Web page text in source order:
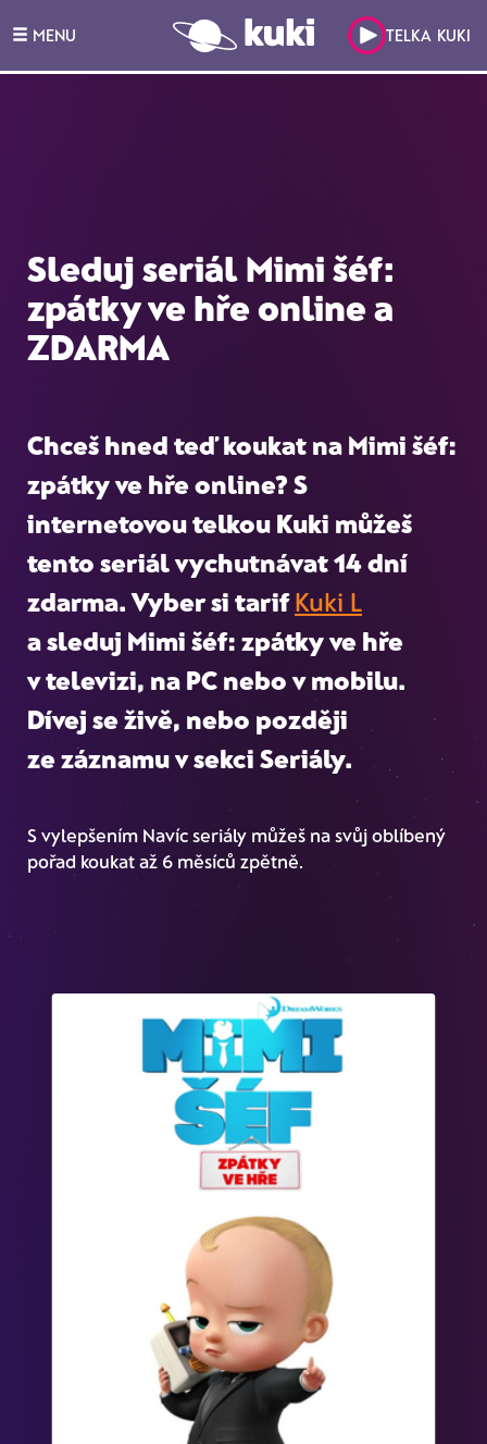
MENU TELKA KUKI
Sleduj seriál Mimi šéf:
zpátky ve hře online a
ZDARMA
Chceš hned teď koukat na Mimi šéf:
zpátky ve hře online? S
internetovou telkou Kuki můžeš
tento seriál vychutnávat 14 dní
zdarma. Vyber si tarifKuki L
a sleduj Mimi šéf: zpátky ve hře
v televizi, na PC nebo v mobilu.
Dívej se živě, nebo později
ze záznamuv sekci Seriály.
S vylepšením Navíc seriály můžeš na svůj oblíbený
pořad koukat až 6 měsíců zpětně.